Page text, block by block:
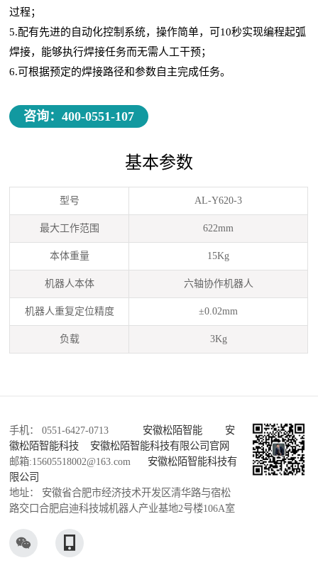
过程；
5.配有先进的自动化控制系统，操作简单，可10秒实现编程起弧
焊接，能够执行焊接任务而无需人工干预；
6.可根据预定的焊接路径和参数自主完成任务。
咨询：400-0551-107
基本参数
型号 AL-Y620-3
最大工作范围 622mm
本体重量 15Kg
机器人本体 六轴协作机器人
机器人重复定位精度 ±0.02mm
负载 3Kg
手机： 0551-6427-0713 安徽松陌智能
安
徽松陌智能科技
安徽松陌智能科技有限公司官网
邮箱:15605518002@163.com 安徽松陌智能科技有
限公司
地址： 安徽省合肥市经济技术开发区清华路与宿松
路交口合肥启迪科技城机器人产业基地2号楼106A室